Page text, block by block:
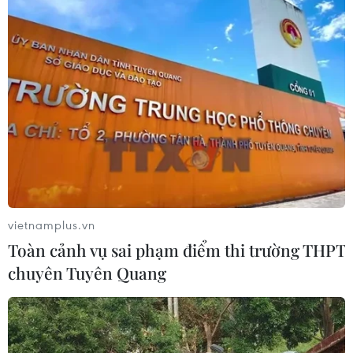
Hình thành chuỗi sản phẩm du lịch
tại “Địa đạo Kỳ Anh-Bãi sậy sông
Đầm”
24/07/2026 16:00
Tưng bùng khai mạc Lễ hội Tận
hưởng Đà Nẵng 2026
23/07/2026 16:18
"Bữa tiệc" âm thanh và ánh
sáng khai màn Lễ hội Tận hưởng Đà
Nẵng 2026
23/07/2026 15:59
vietnamplus.vn
Toàn cảnh vụ sai phạm điểm thi trường THPT
chuyên Tuyên Quang